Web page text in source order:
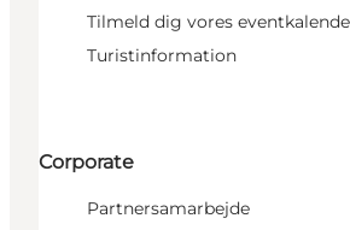
Tilmeld dig vores
Turistinformation
Corporate
Partnersamarbejde